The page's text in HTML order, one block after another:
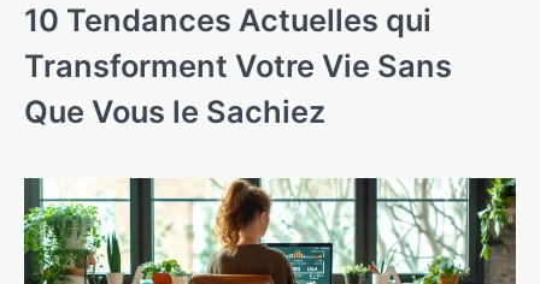
10 Tendances Actuelles qui
Transforment Votre Vie Sans
Que Vous le Sachiez